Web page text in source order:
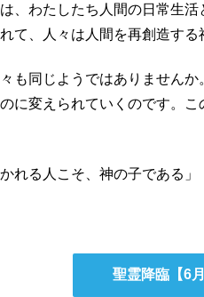
、わたしたち人間の日常生
て、人々は人間を再創造す
も同じようではありません
に変えられていくのです。
れる人こそ、神の子である」
聖霊降臨【6